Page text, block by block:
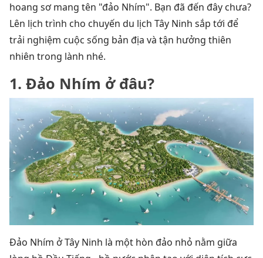
hoang sơ mang tên "đảo Nhím". Bạn đã đến đây chưa?
Lên lịch trình cho chuyến du lịch Tây Ninh sắp tới để
trải nghiệm cuộc sống bản địa và tận hưởng thiên
nhiên trong lành nhé.
1. Đảo Nhím ở đâu?
Đảo Nhím ở Tây Ninh là một hòn đảo nhỏ nằm giữa